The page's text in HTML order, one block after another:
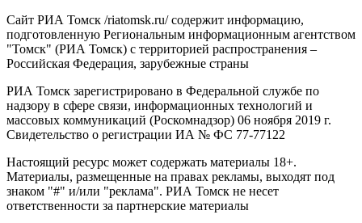
Сайт РИА Томск /riatomsk.ru/ содержит информацию,
подготовленную Региональным информационным агентством
"Томск" (РИА Томск) с территорией распространения –
Российская Федерация, зарубежные страны
РИА Томск зарегистрировано в Федеральной службе по
надзору в сфере связи, информационных технологий и
массовых коммуникаций (Роскомнадзор) 06 ноября 2019 г.
Свидетельство о регистрации ИА № ФС 77-77122
Настоящий ресурс может содержать материалы 18+.
Материалы, размещенные на правах рекламы, выходят под
знаком "#" и/или "реклама". РИА Томск не несет
ответственности за партнерские материалы